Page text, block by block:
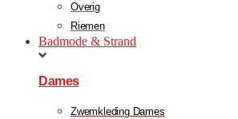
Overig
Riemen
Badmode & Strand
Dames
Zwemkleding Dames